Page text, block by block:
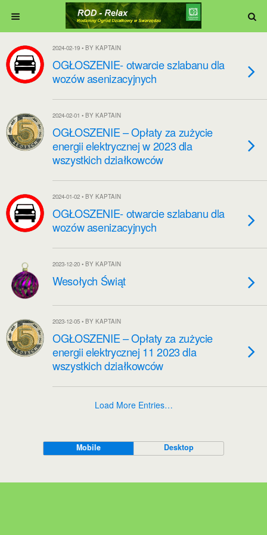
2024-02-19 • BY KAPTAIN
OGŁOSZENIE- otwarcie szlabanu dla
wozów asenizacyjnych
2024-02-01 • BY KAPTAIN
OGŁOSZENIE – Opłaty za zużycie
energii elektrycznej w 2023 dla
wszystkich działkowców
2024-01-02 • BY KAPTAIN
OGŁOSZENIE- otwarcie szlabanu dla
wozów asenizacyjnych
2023-12-20 • BY KAPTAIN
Wesołych Świąt
2023-12-05 • BY KAPTAIN
OGŁOSZENIE – Opłaty za zużycie
energii elektrycznej 11 2023 dla
wszystkich działkowców
Load More Entries…
Mobile Desktop